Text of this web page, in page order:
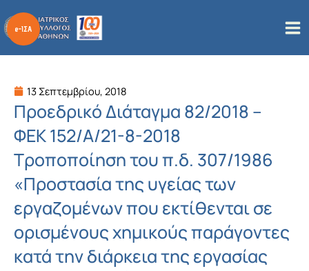
στο
περιεχόμενο
13 Σεπτεμβρίου, 2018
Προεδρικό Διάταγμα 82/2018 –
ΦΕΚ 152/Α/21-8-2018
Τροποποίηση του π.δ. 307/1986
«Προστασία της υγείας των
εργαζομένων που εκτίθενται σε
ορισμένους χημικούς παράγοντες
κατά την διάρκεια της εργασίας